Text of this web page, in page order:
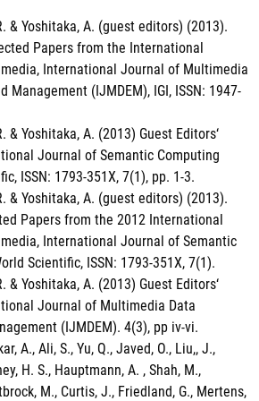
& Yoshitaka, A. (guest editors) (2013).
Papers from the International
International Journal of Multimedia
Management (IJMDEM), IGI, ISSN: 1947-
& Yoshitaka, A. (2013) Guest Editors‘
Journal of Semantic Computing
ISSN: 1793-351X, 7(1), pp. 1-3.
& Yoshitaka, A. (guest editors) (2013).
Papers from the 2012 International
International Journal of Semantic
Scientific, ISSN: 1793-351X, 7(1).
& Yoshitaka, A. (2013) Guest Editors‘
Journal of Multimedia Data
(IJMDEM). 4(3), pp iv-vi.
A., Ali, S., Yu, Q., Javed, O., Liu,, J.,
H. S., Hauptmann, A. , Shah, M.,
M., Curtis, J., Friedland, G., Mertens,